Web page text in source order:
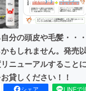
分の頭皮や毛髪・・
もしれません。発売
ニューアルすること
貸しください！！
シェア LINEで